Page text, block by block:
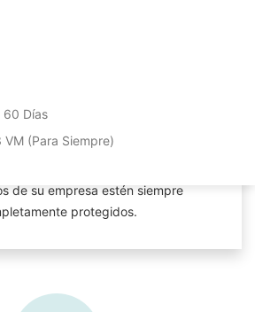
60 Días
(Para Siempre)
Todo en Uno
críticas en su entorno de TI,
físicos, bases de datos
no estructurados y Microsoft
de su empresa estén siempre
protegidos.